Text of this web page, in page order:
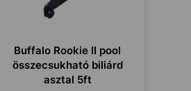
Buffalo Rookie II pool
összecsukható biliárd
asztal 5ft